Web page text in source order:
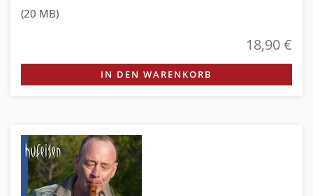
(20 MB)
18,90 €
IN DEN WARENKORB